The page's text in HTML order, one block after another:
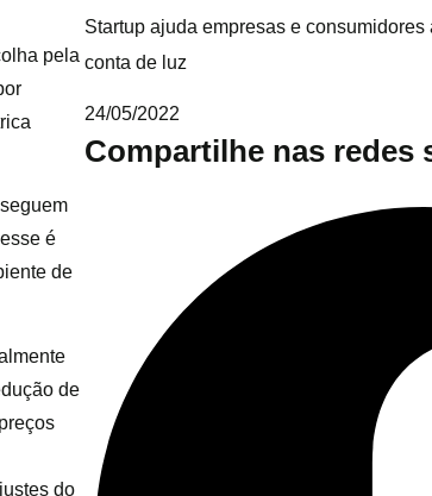
pela
é
de
de
do
Startup ajuda empresas e
conta de luz
24/05/2022
Compartilhe nas redes